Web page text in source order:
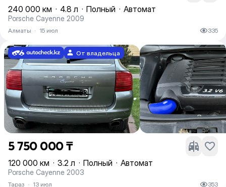
240 000 км · 4.8 л · Полный · Автомат
Porsche Cayenne 2009
Алматы · 15 июл 335
От владельца
5 750 000 ₸
120 000 км · 3.2 л · Полный · Автомат
Porsche Cayenne 2003
Тараз · 13 июл 353